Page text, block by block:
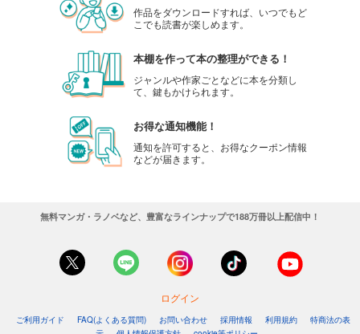
作品をダウンロードすれば、いつでもど
こでも読書が楽しめます。
本棚を作って本の整理ができる！
ジャンルや作家ごとなどに本を分類し
て、鍵もかけられます。
お得な通知機能！
通知を許可すると、お得なクーポン情報
などが届きます。
無料マンガ・ラノベなど、豊富なラインナップで188万冊以上配信中！
ログイン
ご利用ガイド FAQ(よくある質問) お問い合わせ 採用情報 利用規約
特商法の表